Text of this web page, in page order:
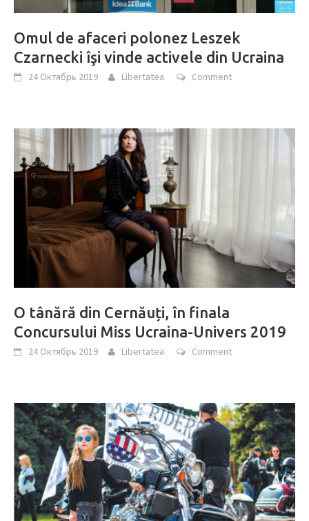
Omul de afaceri polonez Leszek
Czarnecki îşi vinde activele din Ucraina
24 Октябрь 2019 Libertatea Comment
O tânără din Cernăuți, în finala
Concursului Miss Ucraina-Univers 2019
24 Октябрь 2019 Libertatea Comment